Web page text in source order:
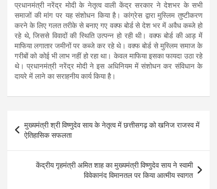
प्रधानमंत्री नरेंद्र मोदी के नेतृत्व वाली केंद्र सरकार ने देशभर के सभी
समाजों की मांग पर यह संशोधन किया है। कांग्रेस द्वारा मुस्लिम तुष्टीकरण
करने के लिए गलत तरीके से बनाए गए वक्फ बोर्ड से देश भर में अवैध कब्जे हो
रहे थे, जिससे विवादों की स्थिति उत्पन्न हो रही थी। वक्फ बोर्ड की आड़ में
माफिया लगातार जमीनों पर कब्जे कर रहे थे। वक्फ बोर्ड से मुस्लिम समाज के
गरीबों को कोई भी लाभ नहीं हो रहा था। केवल माफिया इसका फायदा उठा रहे
थे। प्रधानमंत्री नरेंद्र मोदी ने इस अधिनियम में संशोधन कर संविधान के
दायरे में लाने का सराहनीय कार्य किया है।
navigation
मुख्यमंत्री श्री विष्णुदेव साय के नेतृत्व में छत्तीसगढ़ को खनिज राजस्व में
ऐतिहासिक सफलता
केंद्रीय गृहमंत्री अमित शाह का मुख्यमंत्री विष्णुदेव साय ने स्वामी
विवेकानंद विमानतल पर किया आत्मीय स्वागत